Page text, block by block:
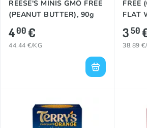
REESE'S MINIS GMO FREE
(PEANUT BUTTER), 90g
400€
44.44 €/KG
FREE
FLAT
350
38.89